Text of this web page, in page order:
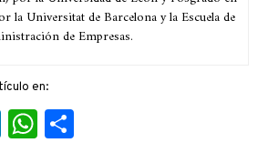
la Universitat de Barcelona y la Escuela de
de Empresas.
en:
LinkedIn
WhatsApp